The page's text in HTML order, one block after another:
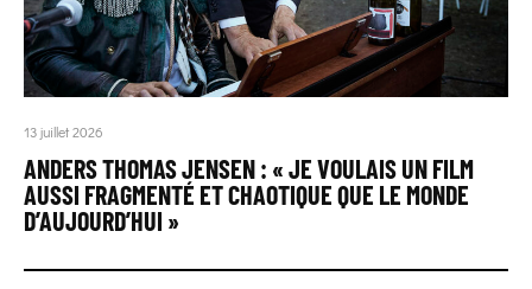
13 juillet 2026
ANDERS THOMAS JENSEN : « JE VOULAIS UN FILM
AUSSI FRAGMENTÉ ET CHAOTIQUE QUE LE MONDE
D’AUJOURD’HUI »